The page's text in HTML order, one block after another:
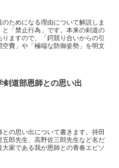
ためになる理由について解説しま
「禁止行為」です。本来の剣道の
ますので、「鍔競り合いからの引
費」や「極端な防御姿勢」を明文
剣道部恩師との思い出
の思い出について書きます。持田
郎先生、高野佐三郎先生など名だ
家である我が恩師との青春エピソ